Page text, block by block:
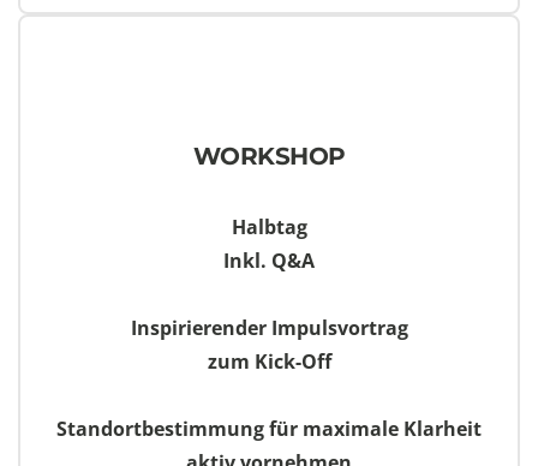
WORKSHOP
Halbtag
Inkl. Q&A
Inspirierender Impulsvortrag
zum Kick-Off
Standortbestimmung für maximale Klarheit